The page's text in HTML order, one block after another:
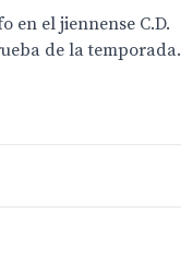
en el jiennense C.D.
de la temporada.